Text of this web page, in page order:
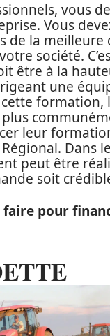
vous
Vous
la meilleure
société.
être à la
une
formation,
plus
leur
Dans
peut être
soit
faire pour